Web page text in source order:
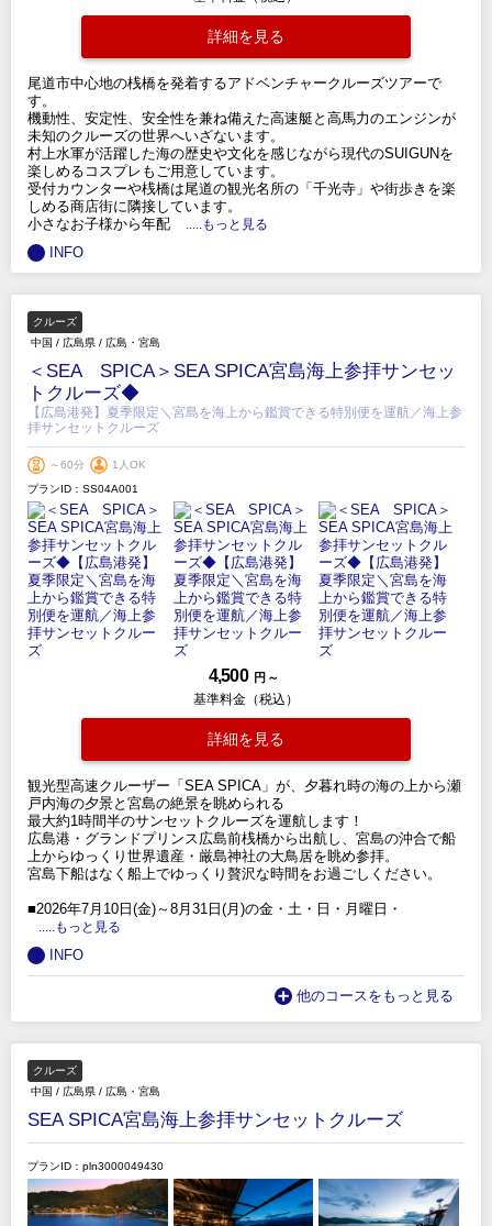
詳細を見る
尾道市中心地の桟橋を発着するアドベンチャークルーズツアーで
す。
機動性、安定性、安全性を兼ね備えた高速艇と高馬力のエンジンが
未知のクルーズの世界へいざないます。
村上水軍が活躍した海の歴史や文化を感じながら現代のSUIGUNを
楽しめるコスプレもご用意しています。
受付カウンターや桟橋は尾道の観光名所の「千光寺」や街歩きを楽
しめる商店街に隣接しています。
小さなお子様から年配
.....もっと見る
INFO
クルーズ
中国 / 広島県 / 広島・宮島
＜SEA SPICA＞SEA SPICA宮島海上参拝サンセッ
トクルーズ◆
【広島港発】夏季限定＼宮島を海上から鑑賞できる特別便を運航／海上参
拝サンセットクルーズ
～60分
1人OK
プランID：SS04A001
4,500 円 ～
基準料金（税込）
詳細を見る
観光型高速クルーザー「SEA SPICA」が、夕暮れ時の海の上から瀬
戸内海の夕景と宮島の絶景を眺められる
最大約1時間半のサンセットクルーズを運航します！
広島港・グランドプリンス広島前桟橋から出航し、宮島の沖合で船
上からゆっくり世界遺産・厳島神社の大鳥居を眺め参拝。
宮島下船はなく船上でゆっくり贅沢な時間をお過ごしください。
■2026年7月10日(金)～8月31日(月)の金・土・日・月曜日・
.....もっと見る
INFO
他のコースをもっと見る
クルーズ
中国 / 広島県 / 広島・宮島
SEA SPICA宮島海上参拝サンセットクルーズ
プランID：pln3000049430